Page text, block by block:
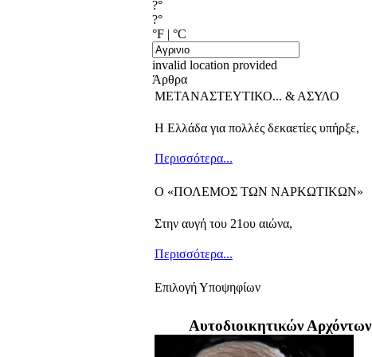
?°
?°
°F | °C
invalid location provided
Άρθρα
ΜΕΤΑΝΑΣΤΕΥΤΙΚΟ... & ΑΣΥΛΟ
Η Ελλάδα για πολλές δεκαετίες υπήρξε,
Περισσότερα...
Ο «ΠΟΛΕΜΟΣ ΤΩΝ ΝΑΡΚΩΤΙΚΩΝ»
Στην αυγή του 21ου αιώνα,
Περισσότερα...
Επιλογή Υποψηφίων
Αυτοδιοικητικών Αρχόντων